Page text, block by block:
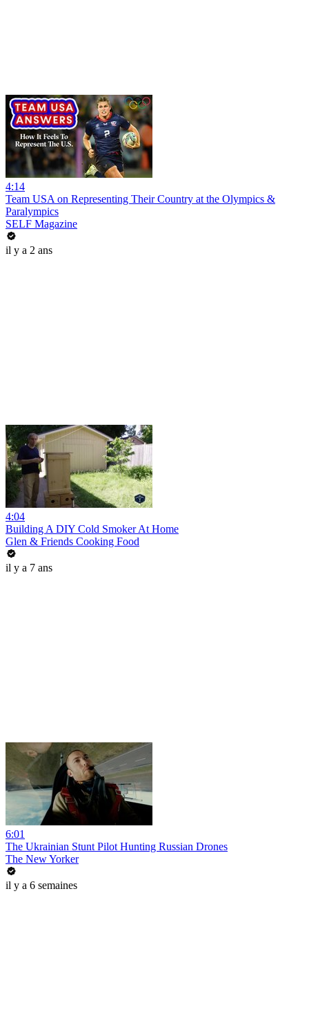
4:14
Team USA on Representing Their Country at the Olympics &
Paralympics
SELF Magazine
il y a 2 ans
4:04
Building A DIY Cold Smoker At Home
Glen & Friends Cooking Food
il y a 7 ans
6:01
The Ukrainian Stunt Pilot Hunting Russian Drones
The New Yorker
il y a 6 semaines